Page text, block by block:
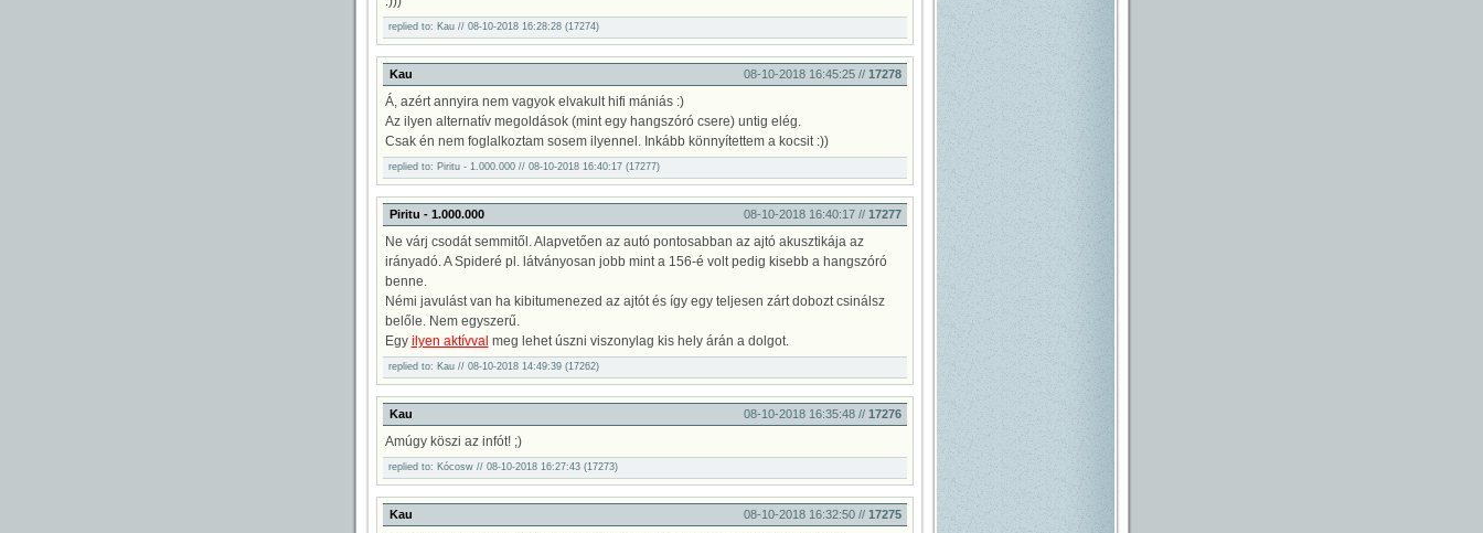
replied to: Kau // 08-10-2018 16:28:28 (17274)
Kau 08-10-2018 16:45:25 // 17278
Á, azért annyira nem vagyok elvakult hifi mániás :)
Az ilyen alternatív megoldások (mint egy hangszóró csere) untig elég.
Csak én nem foglalkoztam sosem ilyennel. Inkább könnyítettem a kocsit :))
replied to: Piritu - 1.000.000 // 08-10-2018 16:40:17 (17277)
Piritu - 1.000.000 08-10-2018 16:40:17 // 17277
Ne várj csodát semmitől. Alapvetően az autó pontosabban az ajtó akusztikája az
irányadó. A Spideré pl. látványosan jobb mint a 156-é volt pedig kisebb a hangszóró
benne.
Némi javulást van ha kibitumenezed az ajtót és így egy teljesen zárt dobozt csinálsz
belőle. Nem egyszerű.
Egy ilyen aktívval meg lehet úszni viszonylag kis hely árán a dolgot.
replied to: Kau // 08-10-2018 14:49:39 (17262)
Kau 08-10-2018 16:35:48 // 17276
Amúgy köszi az infót! ;)
replied to: Kócosw // 08-10-2018 16:27:43 (17273)
Kau 08-10-2018 16:32:50 // 17275